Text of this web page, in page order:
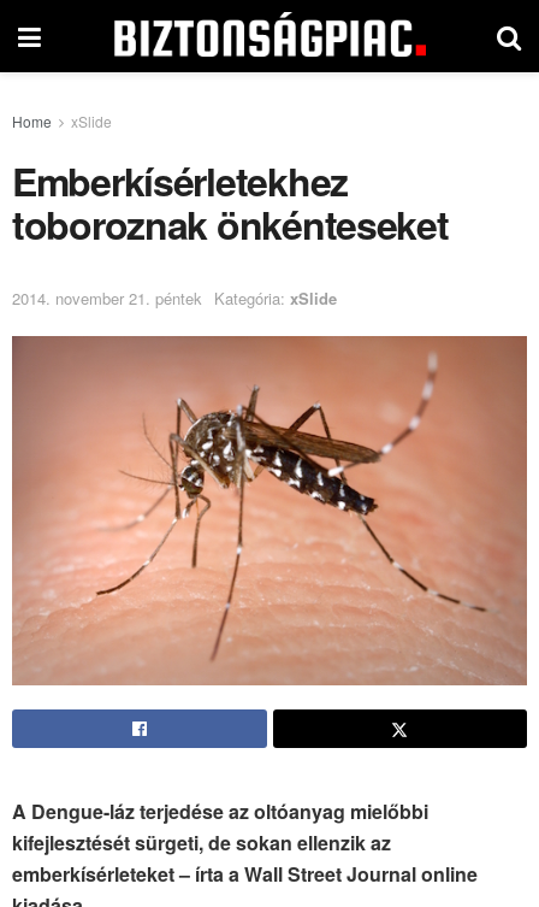
Home xSlide
Emberkísérletekhez
toboroznak önkénteseket
2014. november 21. péntek Kategória: xSlide
A Dengue-láz terjedése az oltóanyag mielőbbi
kifejlesztését sürgeti, de sokan ellenzik az
emberkísérleteket – írta a Wall Street Journal online